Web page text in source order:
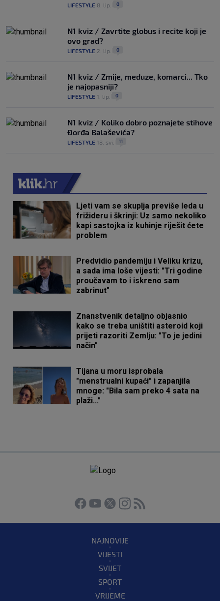
LIFESTYLE 8. lip. 0
N1 kviz / Zavrtite globus i recite koji je
ovo grad?
LIFESTYLE 2. lip. 0
N1 kviz / Zmije, meduze, komarci... Tko
je najopasniji?
LIFESTYLE 1. lip. 0
N1 kviz / Koliko dobro poznajete stihove
Đorđa Balaševića?
LIFESTYLE 18. svi. 11
Ljeti vam se skuplja previše leda u
frižideru i škrinji: Uz samo nekoliko
kapi sastojka iz kuhinje riješit ćete
problem
Predvidio pandemiju i Veliku krizu,
a sada ima loše vijesti: "Tri godine
proučavam to i iskreno sam
zabrinut"
Znanstvenik detaljno objasnio
kako se treba uništiti asteroid koji
prijeti razoriti Zemlju: "To je jedini
način"
Tijana u moru isprobala
"menstrualni kupaći" i zapanjila
mnoge: "Bila sam preko 4 sata na
plaži..."
NAJNOVIJE
VIJESTI
SVIJET
SPORT
VRIJEME